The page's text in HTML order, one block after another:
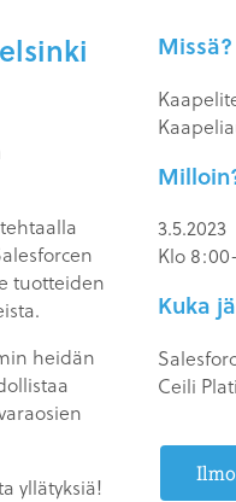
tuotteiden
heidän
yllätyksiä!
Missä?
3.5.2023
Klo
Kuka
Ceili